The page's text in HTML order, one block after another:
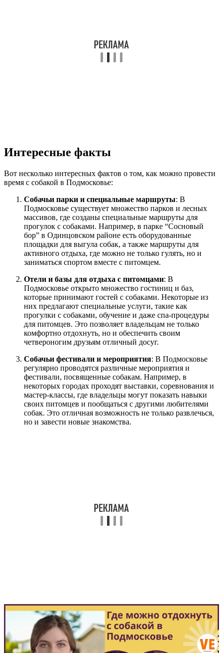
Интересные факты
Вот несколько интересных фактов о том, как можно провести
время с собакой в Подмосковье:
Собачьи парки и специальные маршруты: В
Подмосковье существует множество парков и лесных
массивов, где созданы специальные маршруты для
прогулок с собаками. Например, в парке “Сосновый
бор” в Одинцовском районе есть оборудованные
площадки для выгула собак, а также маршруты для
активного отдыха, где можно не только гулять, но и
заниматься спортом вместе с питомцем.
Отели и базы для отдыха с питомцами: В
Подмосковье открыто множество гостиниц и баз,
которые принимают гостей с собаками. Некоторые из
них предлагают специальные услуги, такие как
прогулки с собаками, обучение и даже спа-процедуры
для питомцев. Это позволяет владельцам не только
комфортно отдохнуть, но и обеспечить своим
четвероногим друзьям отличный досуг.
Собачьи фестивали и мероприятия: В Подмосковье
регулярно проводятся различные мероприятия и
фестивали, посвященные собакам. Например, в
некоторых городах проходят выставки, соревнования и
мастер-классы, где владельцы могут показать навыки
своих питомцев и пообщаться с другими любителями
собак. Это отличная возможность не только развлечься,
но и завести новые знакомства.